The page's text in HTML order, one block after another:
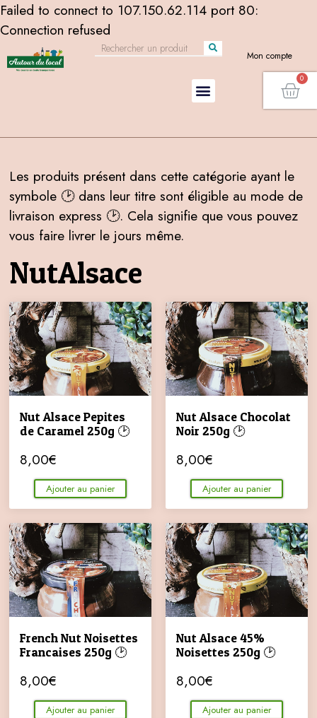
Failed to connect to 107.150.62.114 port 80:
Connection refused
Mon compte
Les produits présent dans cette catégorie ayant le
symbole 🕑 dans leur titre sont éligible au mode de
livraison express 🕑. Cela signifie que vous pouvez
vous faire livrer le jours même.
NutAlsace
Nut Alsace Pepites
de Caramel 250g 🕑
8,00€
Ajouter au panier
Nut Alsace Chocolat
Noir 250g 🕑
8,00€
Ajouter au panier
French Nut Noisettes
Francaises 250g 🕑
8,00€
Ajouter au panier
Nut Alsace 45%
Noisettes 250g 🕑
8,00€
Ajouter au panier